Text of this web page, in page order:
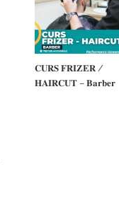
𝐂𝐔𝐑𝐒 𝐅𝐑𝐈𝐙𝐄𝐑 /
𝐇𝐀𝐈𝐑𝐂𝐔𝐓 – 𝐁𝐚𝐫𝐛𝐞𝐫